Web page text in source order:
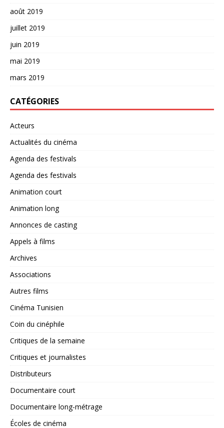
août 2019
juillet 2019
juin 2019
mai 2019
mars 2019
CATÉGORIES
Acteurs
Actualités du cinéma
Agenda des festivals
Agenda des festivals
Animation court
Animation long
Annonces de casting
Appels à films
Archives
Associations
Autres films
Cinéma Tunisien
Coin du cinéphile
Critiques de la semaine
Critiques et journalistes
Distributeurs
Documentaire court
Documentaire long-métrage
Écoles de cinéma